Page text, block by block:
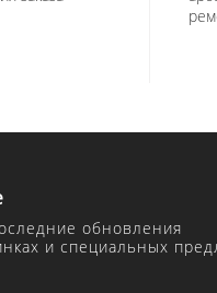
обновления
и специальных